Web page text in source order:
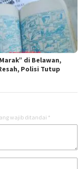
di Belawan,
Polisi Tutup
wajib ditandai *